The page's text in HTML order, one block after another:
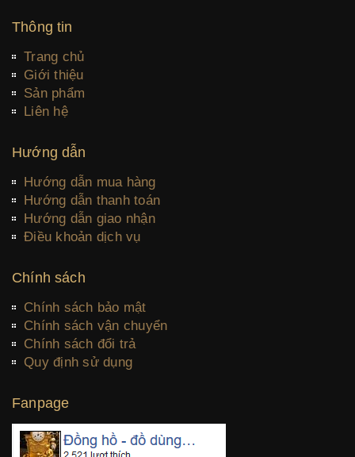
Thông tin
Trang chủ
Giới thiệu
Sản phẩm
Liên hệ
Hướng dẫn
Hướng dẫn mua hàng
Hướng dẫn thanh toán
Hướng dẫn giao nhận
Điều khoản dịch vụ
Chính sách
Chính sách bảo mật
Chính sách vận chuyển
Chính sách đổi trả
Quy định sử dụng
Fanpage